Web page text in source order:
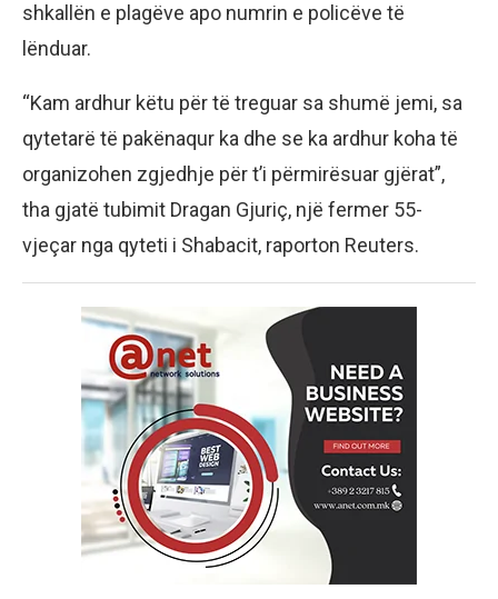
shkallën e plagëve apo numrin e policëve të
lënduar.
“Kam ardhur këtu për të treguar sa shumë jemi, sa
qytetarë të pakënaqur ka dhe se ka ardhur koha të
organizohen zgjedhje për t’i përmirësuar gjërat”,
tha gjatë tubimit Dragan Gjuriç, një fermer 55-
vjeçar nga qyteti i Shabacit, raporton Reuters.